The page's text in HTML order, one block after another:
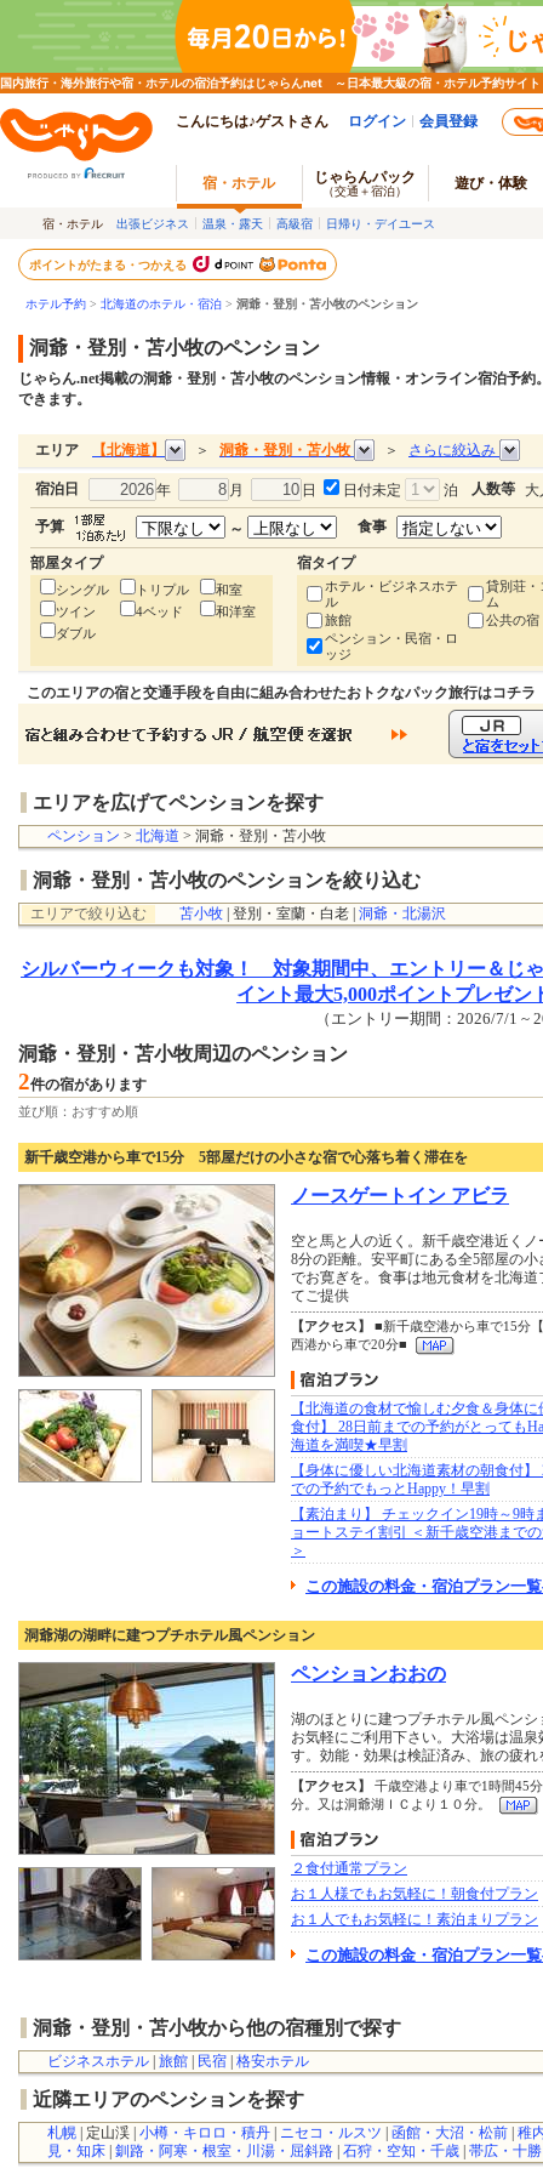
国内旅行・海外旅行や宿・ホテルの宿泊予約はじゃらんnet ～日本最大級の宿・ホテル予約サイト
こんにちは♪ゲストさん ログイン 会員登録
宿・ホテル じゃらんパック
（交通＋宿泊） 遊び・体験
宿・ホテル 出張ビジネス 温泉・露天 高級宿 日帰り・デイユース
ポイントがたまる・つかえる
ホテル予約 > 北海道のホテル・宿泊 > 洞爺・登別・苫小牧のペンション
洞爺・登別・苫小牧のペンション
じゃらん.net掲載の洞爺・登別・苫小牧のペンション情報・オンライン宿泊予
できます。
エリア 【北海道】 ＞ 洞爺・登別・苫小牧 ＞ さらに絞込み
宿泊日 年 月 日 日付未定 泊 人数等
予算 ～ 食事
部屋タイプ 宿タイプ
シングル トリプル
和室
ツイン
4ベッド
和洋室
ダブル
ホテル・ビジネスホテ
ル
貸別荘・
ム
旅館
公共の宿
ペンション・民宿・ロ
ッジ
このエリアの宿と交通手段を自由に組み合わせたおトクなパック旅行はコチラ
エリアを広げてペンションを探す
ペンション > 北海道 > 洞爺・登別・苫小牧
洞爺・登別・苫小牧のペンションを絞り込む
エリアで絞り込む 苫小牧 | 登別・室蘭・白老 | 洞爺・北湯沢
シルバーウィークも対象！ 対象期間中、エントリー＆じ
イント最大5,000ポイントプレゼン
（エントリー期間：2026/7/1 ~
洞爺・登別・苫小牧周辺のペンション
2件の宿があります
並び順：おすすめ順
新千歳空港から車で15分 5部屋だけの小さな宿で心落ち着く滞在を
ノースゲートイン アビラ
空と馬と人の近く。新千歳空港近く
8分の距離。安平町にある全5部屋の
でお寛ぎを。食事は地元食材を北海
てご提供
【アクセス】
■新千歳空港から車で15分
西港から車で20分■
【北海道の食材で愉しむ夕食＆身体
食付】 28日前までの予約がとっても
海道を満喫★早割
【身体に優しい北海道素材の朝食付】
での予約でもっとHappy！早割
【素泊まり】 チェックイン19時～9時
ョートステイ割引 ＜新千歳空港まで
＞
この施設の料金・宿泊プラン一
洞爺湖の湖畔に建つプチホテル風ペンション
ペンションおおの
湖のほとりに建つプチホテル風ペン
お気軽にご利用下さい。大浴場は温
す。効能・効果は検証済み、旅の疲
【アクセス】
千歳空港より車で1時間45
分。又は洞爺湖ＩＣより１０分。
２食付通常プラン
お１人様でもお気軽に！朝食付プラン
お１人でもお気軽に！素泊まりプラン
この施設の料金・宿泊プラン一
洞爺・登別・苫小牧から他の宿種別で探す
ビジネスホテル 旅館 民宿 格安ホテル
近隣エリアのペンションを探す
札幌 | 定山渓 | 小樽・キロロ・積丹 ニセコ・ルスツ 函館・大沼・松前 稚
見・知床 釧路・阿寒・根室・川湯・屈斜路 石狩・空知・千歳 帯広・十勝